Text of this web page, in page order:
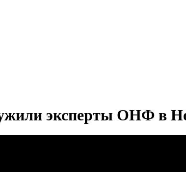
эксперты ОНФ в